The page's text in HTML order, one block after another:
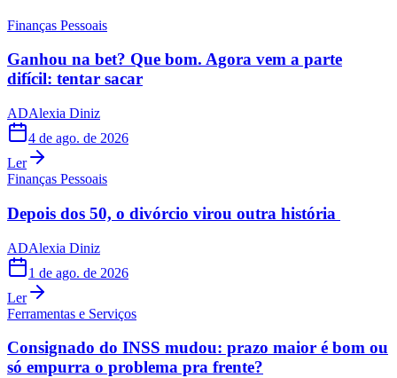
Finanças Pessoais
Ganhou na bet? Que bom. Agora vem a parte
difícil: tentar sacar
ADAlexia Diniz
4 de ago. de 2026
Ler
Finanças Pessoais
Depois dos 50, o divórcio virou outra história
ADAlexia Diniz
1 de ago. de 2026
Ler
Ferramentas e Serviços
Consignado do INSS mudou: prazo maior é bom ou
só empurra o problema pra frente?